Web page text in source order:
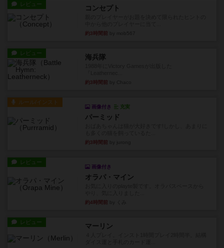
レビュー コンセプト
約3時間前
レビュー 海兵隊
約3時間前
ルール/インスト
画像付き 充実
パーミッド
約3時間前
レビュー
画像付き
オラパ・マイン
約4時間前
レビュー マーリン